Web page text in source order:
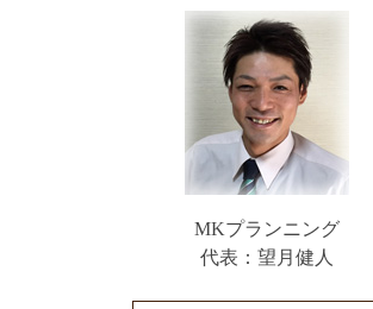
MKプランニング
代表：望月健人